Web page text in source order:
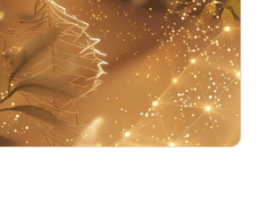
profiel